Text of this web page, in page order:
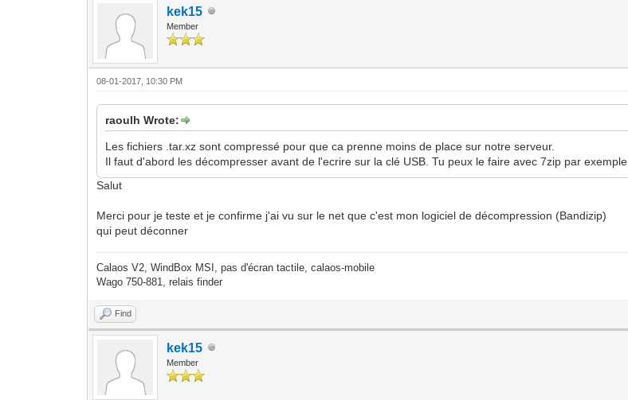
kek15
Member
08-01-2017, 10:30 PM
raoulh Wrote:
Les fichiers .tar.xz sont compressé pour que ca prenne moins de place sur notre serveur.
Il faut d'abord les décompresser avant de l'ecrire sur la clé USB. Tu peux le faire avec 7zip par exemple.
Salut
Merci pour je teste et je confirme j'ai vu sur le net que c'est mon logiciel de décompression (Bandizip)
qui peut déconner
Calaos V2, WindBox MSI, pas d'écran tactile, calaos-mobile
Wago 750-881, relais finder
Find
kek15
Member